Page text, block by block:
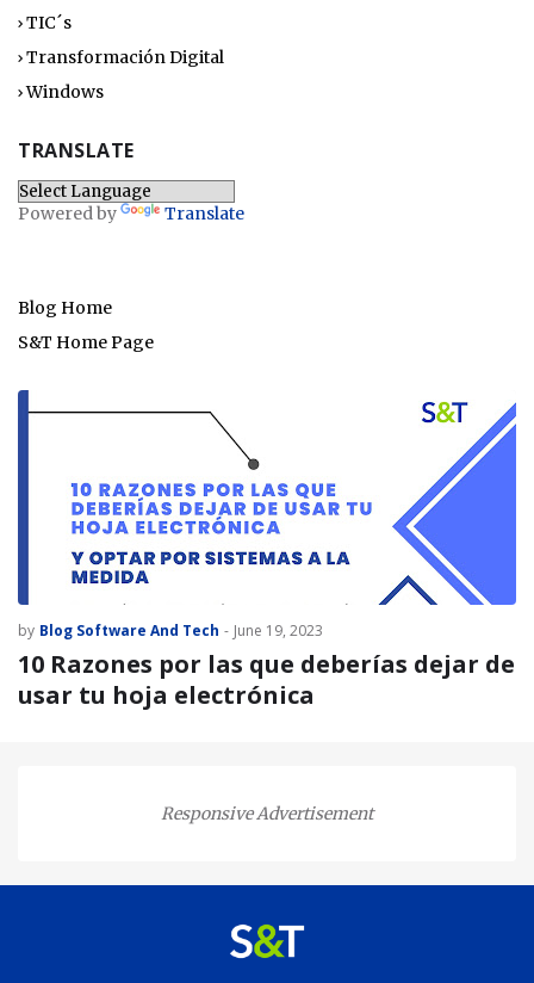
TIC´s
Transformación Digital
Windows
TRANSLATE
Powered by Translate
Blog Home
S&T Home Page
by Blog Software And Tech - June 19, 2023
10 Razones por las que deberías dejar de
usar tu hoja electrónica
Responsive Advertisement